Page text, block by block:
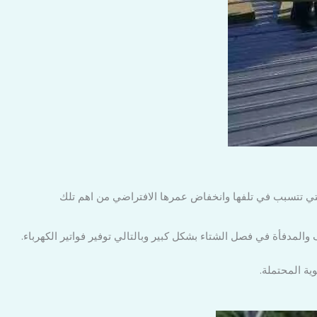
تتسبب في تلفها وانخفاض عمرها الافتراضي من اهم تلك
في فصل الشتاء بشكل كبير وبالتالي توفير فواتير الكهرباء.
المحتملة.